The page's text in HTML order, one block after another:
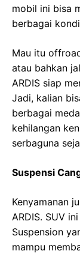
mobil ini bisa
berbagai
Mau itu
atau bahkan
ARDIS siap
Jadi, kalian
berbagai
kehilangan
serbaguna
Suspensi
Kenyamanan
ARDIS. SUV
Suspension
mampu